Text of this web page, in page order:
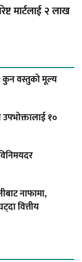
मार्टलाई २ लाख
वस्तुको मूल्य
१०
नाफामा,
वित्तीय